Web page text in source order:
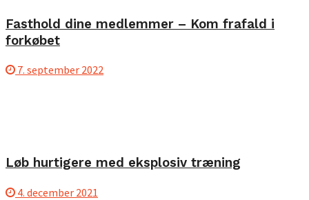
Fasthold dine medlemmer – Kom frafald i
forkøbet
7. september 2022
Løb hurtigere med eksplosiv træning
4. december 2021